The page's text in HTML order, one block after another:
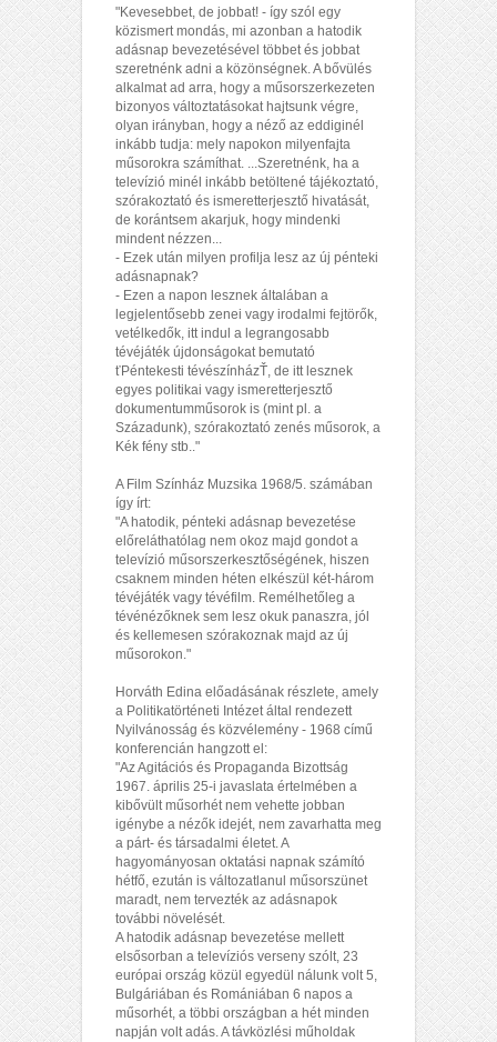
"Kevesebbet, de jobbat! - így szól egy
közismert mondás, mi azonban a hatodik
adásnap bevezetésével többet és jobbat
szeretnénk adni a közönségnek. A bővülés
alkalmat ad arra, hogy a műsorszerkezeten
bizonyos változtatásokat hajtsunk végre,
olyan irányban, hogy a néző az eddiginél
inkább tudja: mely napokon milyenfajta
műsorokra számíthat. ...Szeretnénk, ha a
televízió minél inkább betöltené tájékoztató,
szórakoztató és ismeretterjesztő hivatását,
de korántsem akarjuk, hogy mindenki
mindent nézzen...
- Ezek után milyen profilja lesz az új pénteki
adásnapnak?
- Ezen a napon lesznek általában a
legjelentősebb zenei vagy irodalmi fejtörők,
vetélkedők, itt indul a legrangosabb
tévéjáték újdonságokat bemutató
ťPéntekesti tévészínházŤ, de itt lesznek
egyes politikai vagy ismeretterjesztő
dokumentumműsorok is (mint pl. a
Századunk), szórakoztató zenés műsorok, a
Kék fény stb.."
A Film Színház Muzsika 1968/5. számában
így írt:
"A hatodik, pénteki adásnap bevezetése
előreláthatólag nem okoz majd gondot a
televízió műsorszerkesztőségének, hiszen
csaknem minden héten elkészül két-három
tévéjáték vagy tévéfilm. Remélhetőleg a
tévénézőknek sem lesz okuk panaszra, jól
és kellemesen szórakoznak majd az új
műsorokon."
Horváth Edina előadásának részlete, amely
a Politikatörténeti Intézet által rendezett
Nyilvánosság és közvélemény - 1968 című
konferencián hangzott el:
"Az Agitációs és Propaganda Bizottság
1967. április 25-i javaslata értelmében a
kibővült műsorhét nem vehette jobban
igénybe a nézők idejét, nem zavarhatta meg
a párt- és társadalmi életet. A
hagyományosan oktatási napnak számító
hétfő, ezután is változatlanul műsorszünet
maradt, nem tervezték az adásnapok
további növelését.
A hatodik adásnap bevezetése mellett
elsősorban a televíziós verseny szólt, 23
európai ország közül egyedül nálunk volt 5,
Bulgáriában és Romániában 6 napos a
műsorhét, a többi országban a hét minden
napján volt adás. A távközlési műholdak